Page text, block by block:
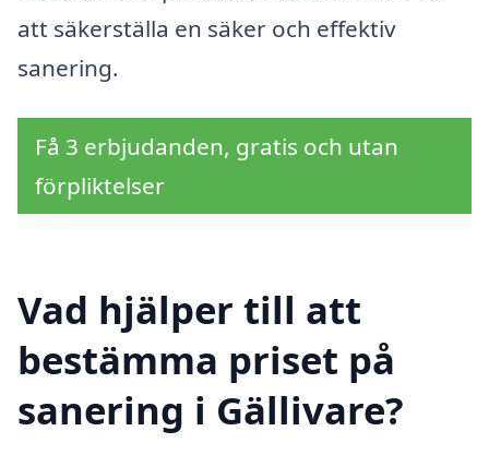
att säkerställa en säker och effektiv
sanering.
Få 3 erbjudanden, gratis och utan
förpliktelser
Vad hjälper till att
bestämma priset på
sanering i Gällivare?